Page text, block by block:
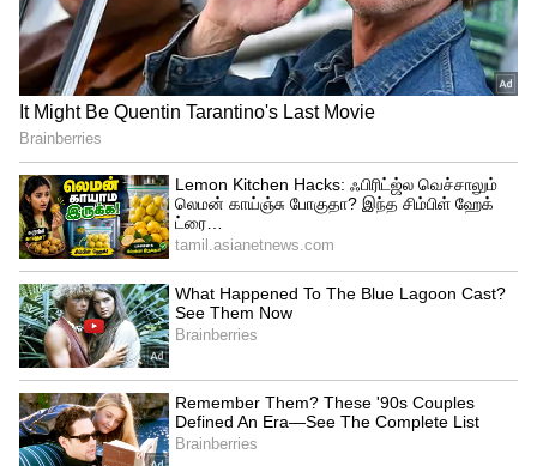
மேலும் செய்திகள்:லயனுக்கும்...
டைகருக்கும் பொறந்தவன் என் பையன்..!
பைட்டராக மிரட்டும் விஜய்